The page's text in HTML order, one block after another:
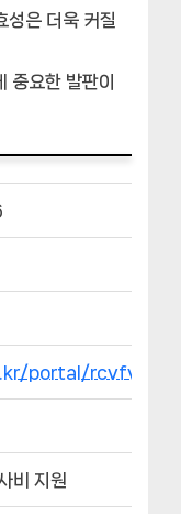
성은 더욱 커질
중요한 발판이
portal/
비 지원